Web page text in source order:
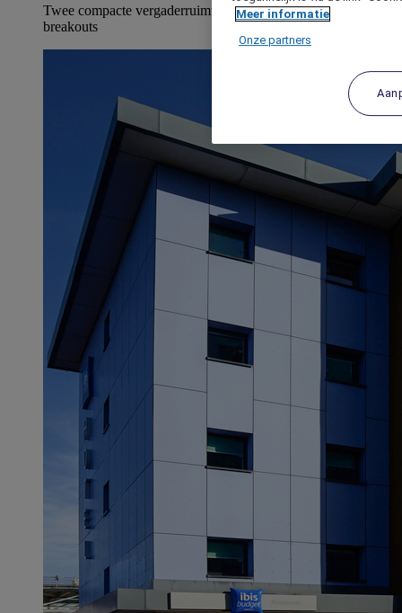
Twee compacte vergaderruimten en een ruimte voor
breakouts
Meer informatie
Onze partners